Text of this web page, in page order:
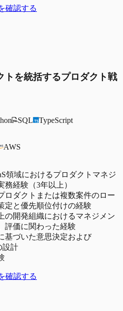
確認する
トを統括するプロダクト戦
SQL TypeScript
AWS
領域におけるプロダクトマネジ
務経験（3年以上）
ロダクトまたは複数案件のロー
定と優先順位付けの経験
の開発組織におけるマネジメン
評価に関わった経験
基づいた意思決定および
設計
確認する